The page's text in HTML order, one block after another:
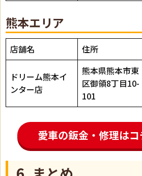
熊本エリア
店舗名 住所
ドリーム熊本イ
ンター店
熊本県熊本市東
区御領8丁目10-
101
愛車の鈑金・修理はコ